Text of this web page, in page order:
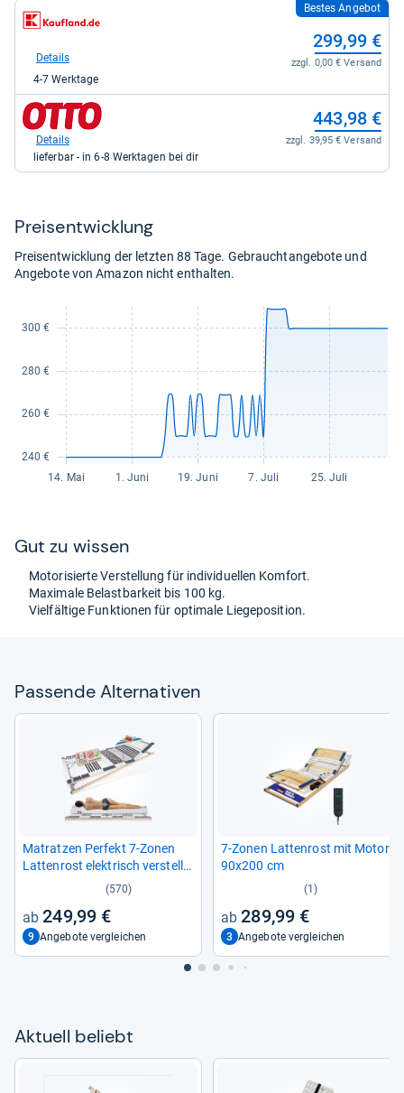
zum
Shop:
Kaufland
299,99
kaufen.
Bestes Angebot
299,99 €
zzgl. 0,00 € Versand
Details
4-7 Werktage
zum
Shop:
Otto.de
443,98 €
zzgl. 39,95 € Versand
Details
lieferbar - in 6-8 Werktagen bei dir
Preis­ent­wick­lung
Preisentwicklung der letzten 88 Tage. Gebrauchtangebote und
Angebote von Amazon nicht enthalten.
Gut zu wis­sen
Moto­ri­sierte Ver­stel­lung für indi­vi­du­el­len Kom­fort.
Maxi­male Belast­bar­keit bis 100 kg.
Viel­fäl­tige Funk­tio­nen für opti­male Lie­g­e­po­si­tion.
Pas­sende Alter­na­ti­ven
Matrat­zen Per­fekt 7-​Zonen
Lat­ten­rost elek­trisch ver­stell­
(570)
249,99 €
9 Angebote vergleichen
7-​Zonen Lat­ten­rost mit Motor
90x200 cm
(1)
289,99 €
3 Angebote vergleichen
Aktu­ell beliebt